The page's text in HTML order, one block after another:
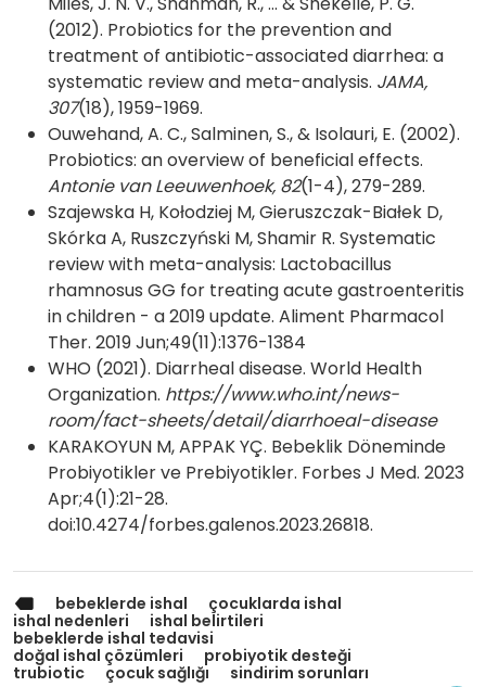
(2012). Probiotics for the prevention and
treatment of antibiotic-associated diarrhea: a
systematic review and meta-analysis. JAMA,
307(18), 1959-1969.
Ouwehand, A. C., Salminen, S., & Isolauri, E. (2002).
Probiotics: an overview of beneficial effects.
Antonie van Leeuwenhoek, 82(1-4), 279-289.
Szajewska H, Kołodziej M, Gieruszczak-Białek D,
Skórka A, Ruszczyński M, Shamir R. Systematic
review with meta-analysis: Lactobacillus
rhamnosus GG for treating acute gastroenteritis
in children - a 2019 update. Aliment Pharmacol
Ther. 2019 Jun;49(11):1376-1384
WHO (2021). Diarrheal disease. World Health
Organization. https://www.who.int/news-
room/fact-sheets/detail/diarrhoeal-disease
KARAKOYUN M, APPAK YÇ. Bebeklik Döneminde
Probiyotikler ve Prebiyotikler. Forbes J Med. 2023
Apr;4(1):21-28.
doi:10.4274/forbes.galenos.2023.26818.
bebeklerde ishal
çocuklarda ishal
ishal nedenleri
ishal belirtileri
bebeklerde ishal tedavisi
doğal ishal çözümleri
probiyotik desteği
trubiotic
çocuk sağlığı
sindirim sorunları